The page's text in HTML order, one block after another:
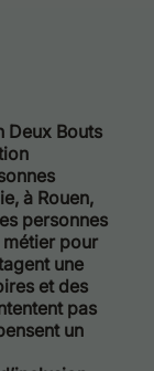
Deux Bouts
à Rouen,
personnes
pour
une
et des
pas
un